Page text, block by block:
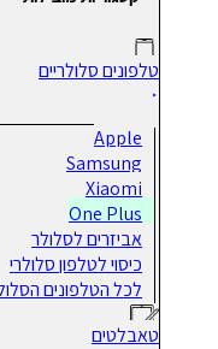
טלפונים סלולריים
Apple
Samsung
Xiaomi
One Plus
אביזרים לסלולר
כיסוי לטלפון סלולרי
לכל הטלפונים הסלולריים
טאבלטים